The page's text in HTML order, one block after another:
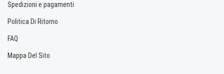
Spedizioni e pagamenti
Politica Di Ritorno
FAQ
Mappa Del Sito